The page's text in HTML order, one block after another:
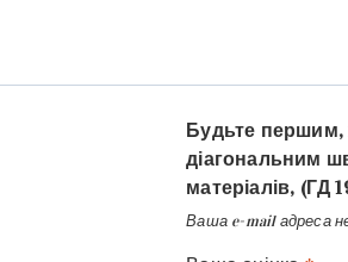
Будьте першим,
діагональним
матеріалів, (ГД
Ваша e-mail адреса